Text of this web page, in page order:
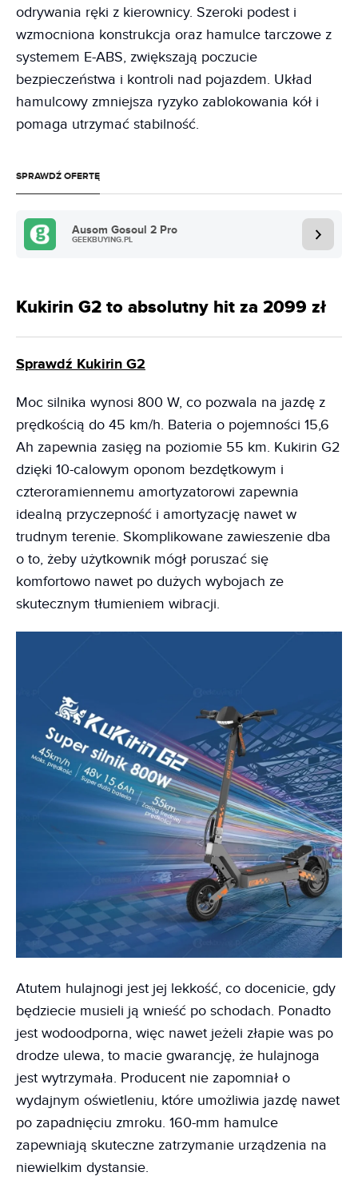
odrywania ręki z kierownicy. Szeroki podest i
wzmocniona konstrukcja oraz hamulce tarczowe z
systemem E-ABS, zwiększają poczucie
bezpieczeństwa i kontroli nad pojazdem. Układ
hamulcowy zmniejsza ryzyko zablokowania kół i
pomaga utrzymać stabilność.
SPRAWDŹ OFERTĘ
Ausom Gosoul 2 Pro
GEEKBUYING.PL
Kukirin G2 to absolutny hit za 2099 zł
Sprawdź Kukirin G2
Moc silnika wynosi 800 W, co pozwala na jazdę z
prędkością do 45 km/h. Bateria o pojemności 15,6
Ah zapewnia zasięg na poziomie 55 km. Kukirin G2
dzięki 10-calowym oponom bezdętkowym i
czteroramiennemu amortyzatorowi zapewnia
idealną przyczepność i amortyzację nawet w
trudnym terenie. Skomplikowane zawieszenie dba
o to, żeby użytkownik mógł poruszać się
komfortowo nawet po dużych wybojach ze
skutecznym tłumieniem wibracji.
Atutem hulajnogi jest jej lekkość, co docenicie, gdy
będziecie musieli ją wnieść po schodach. Ponadto
jest wodoodporna, więc nawet jeżeli złapie was po
drodze ulewa, to macie gwarancję, że hulajnoga
jest wytrzymała. Producent nie zapomniał o
wydajnym oświetleniu, które umożliwia jazdę nawet
po zapadnięciu zmroku. 160-mm hamulce
zapewniają skuteczne zatrzymanie urządzenia na
niewielkim dystansie.